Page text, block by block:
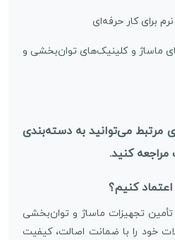
برای کار حرفه‌ای
ماساژ و کلینیک‌های توان‌بخشی و
مرتبط می‌توانید به دسته‌بندی
کنید.
کنیم؟
تجهیزات ماساژ و توان‌بخشی
خود را با ضمانت اصالت، کیفیت